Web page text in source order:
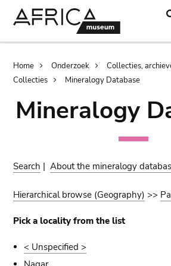
Breadcrumb
Home Onderzoek
Collecties,
Collecties
Mineralogy Database
Mineralogy
Search |About the mineralogy
Hierarchical browse (Geography) >>
Pick a locality from the list
< Unspecified >